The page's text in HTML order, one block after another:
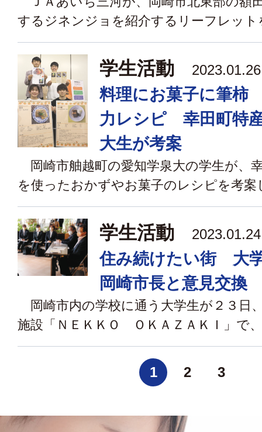
するジネンジョを紹介するリーフレット
学生活動
料理にお菓子に筆柿
力レシピ 幸田町特
大生が考案
岡崎市舳越町の愛知学泉大の学生が、
を使ったおかずやお菓子のレシピを考案
学生活動
住み続けたい街 大
岡崎市長と意見交換
岡崎市内の学校に通う大学生が２３日
施設「ＮＥＫＫＯ ＯＫＡＺＡＫＩ」で
1 2 3